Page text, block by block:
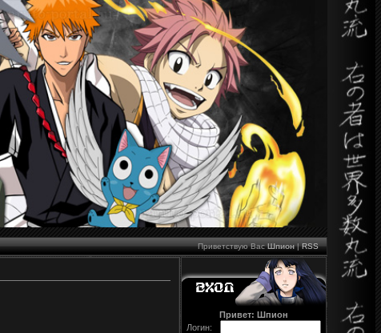
Приветствую Вас Шпион|RSS
Привет: Шпион
Логин: